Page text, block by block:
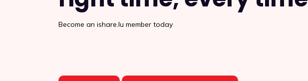
Become an ishare.lu member today